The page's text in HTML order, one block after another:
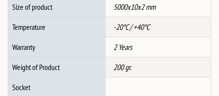
Size of product 5000x10x2 mm
Temperature -20°C / +40°C
Warranty 2 Years
Weight of Product 200 gr.
Socket